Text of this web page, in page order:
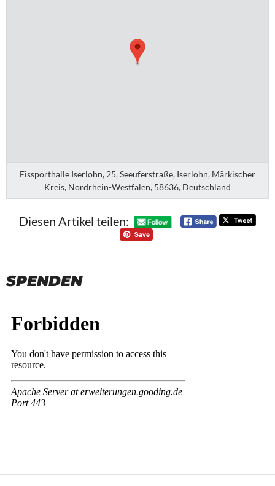
Eissporthalle Iserlohn, 25, Seeuferstraße, Iserlohn, Märkischer
Kreis, Nordrhein-Westfalen, 58636, Deutschland
Diesen Artikel teilen:
SPENDEN